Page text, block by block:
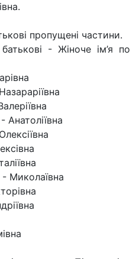
пропущені частини.
- Жіноче ім’я по
Анатоліївна
Миколаївна